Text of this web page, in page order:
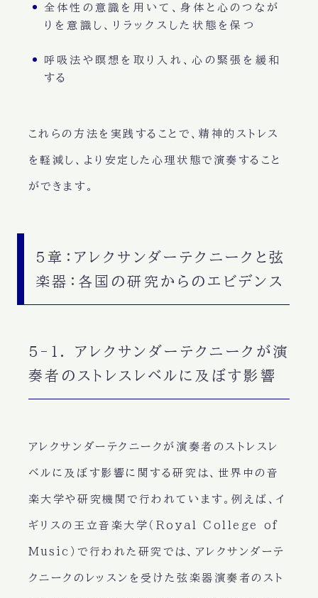
全体性の意識を用いて、身体と心のつなが
りを意識し、リラックスした状態を保つ
呼吸法や瞑想を取り入れ、心の緊張を緩和
する
これらの方法を実践することで、精神的ストレス
を軽減し、より安定した心理状態で演奏すること
ができます。
5章：アレクサンダーテクニークと弦
楽器：各国の研究からのエビデンス
5-1. アレクサンダーテクニークが演
奏者のストレスレベルに及ぼす影響
アレクサンダーテクニークが演奏者のストレスレ
ベルに及ぼす影響に関する研究は、世界中の音
楽大学や研究機関で行われています。例えば、イ
ギリスの王立音楽大学（Royal College of
Music）で行われた研究では、アレクサンダーテ
クニークのレッスンを受けた弦楽器演奏者のスト